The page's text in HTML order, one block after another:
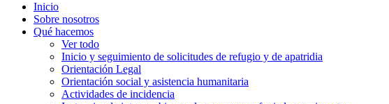
Inicio
Sobre nosotros
Qué hacemos
Ver todo
Inicio y seguimiento de solicitudes de refugio y de apatridia
Orientación Legal
Orientación social y asistencia humanitaria
Actividades de incidencia